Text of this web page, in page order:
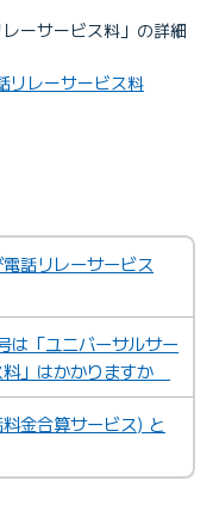
ーサービス料」の詳細
リレーサービス料
話リレーサービス
「ユニバーサルサー
」はかかりますか
金合算サービス) と